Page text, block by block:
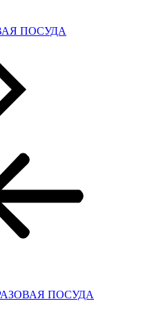
ПОСУДА
ПОСУДА